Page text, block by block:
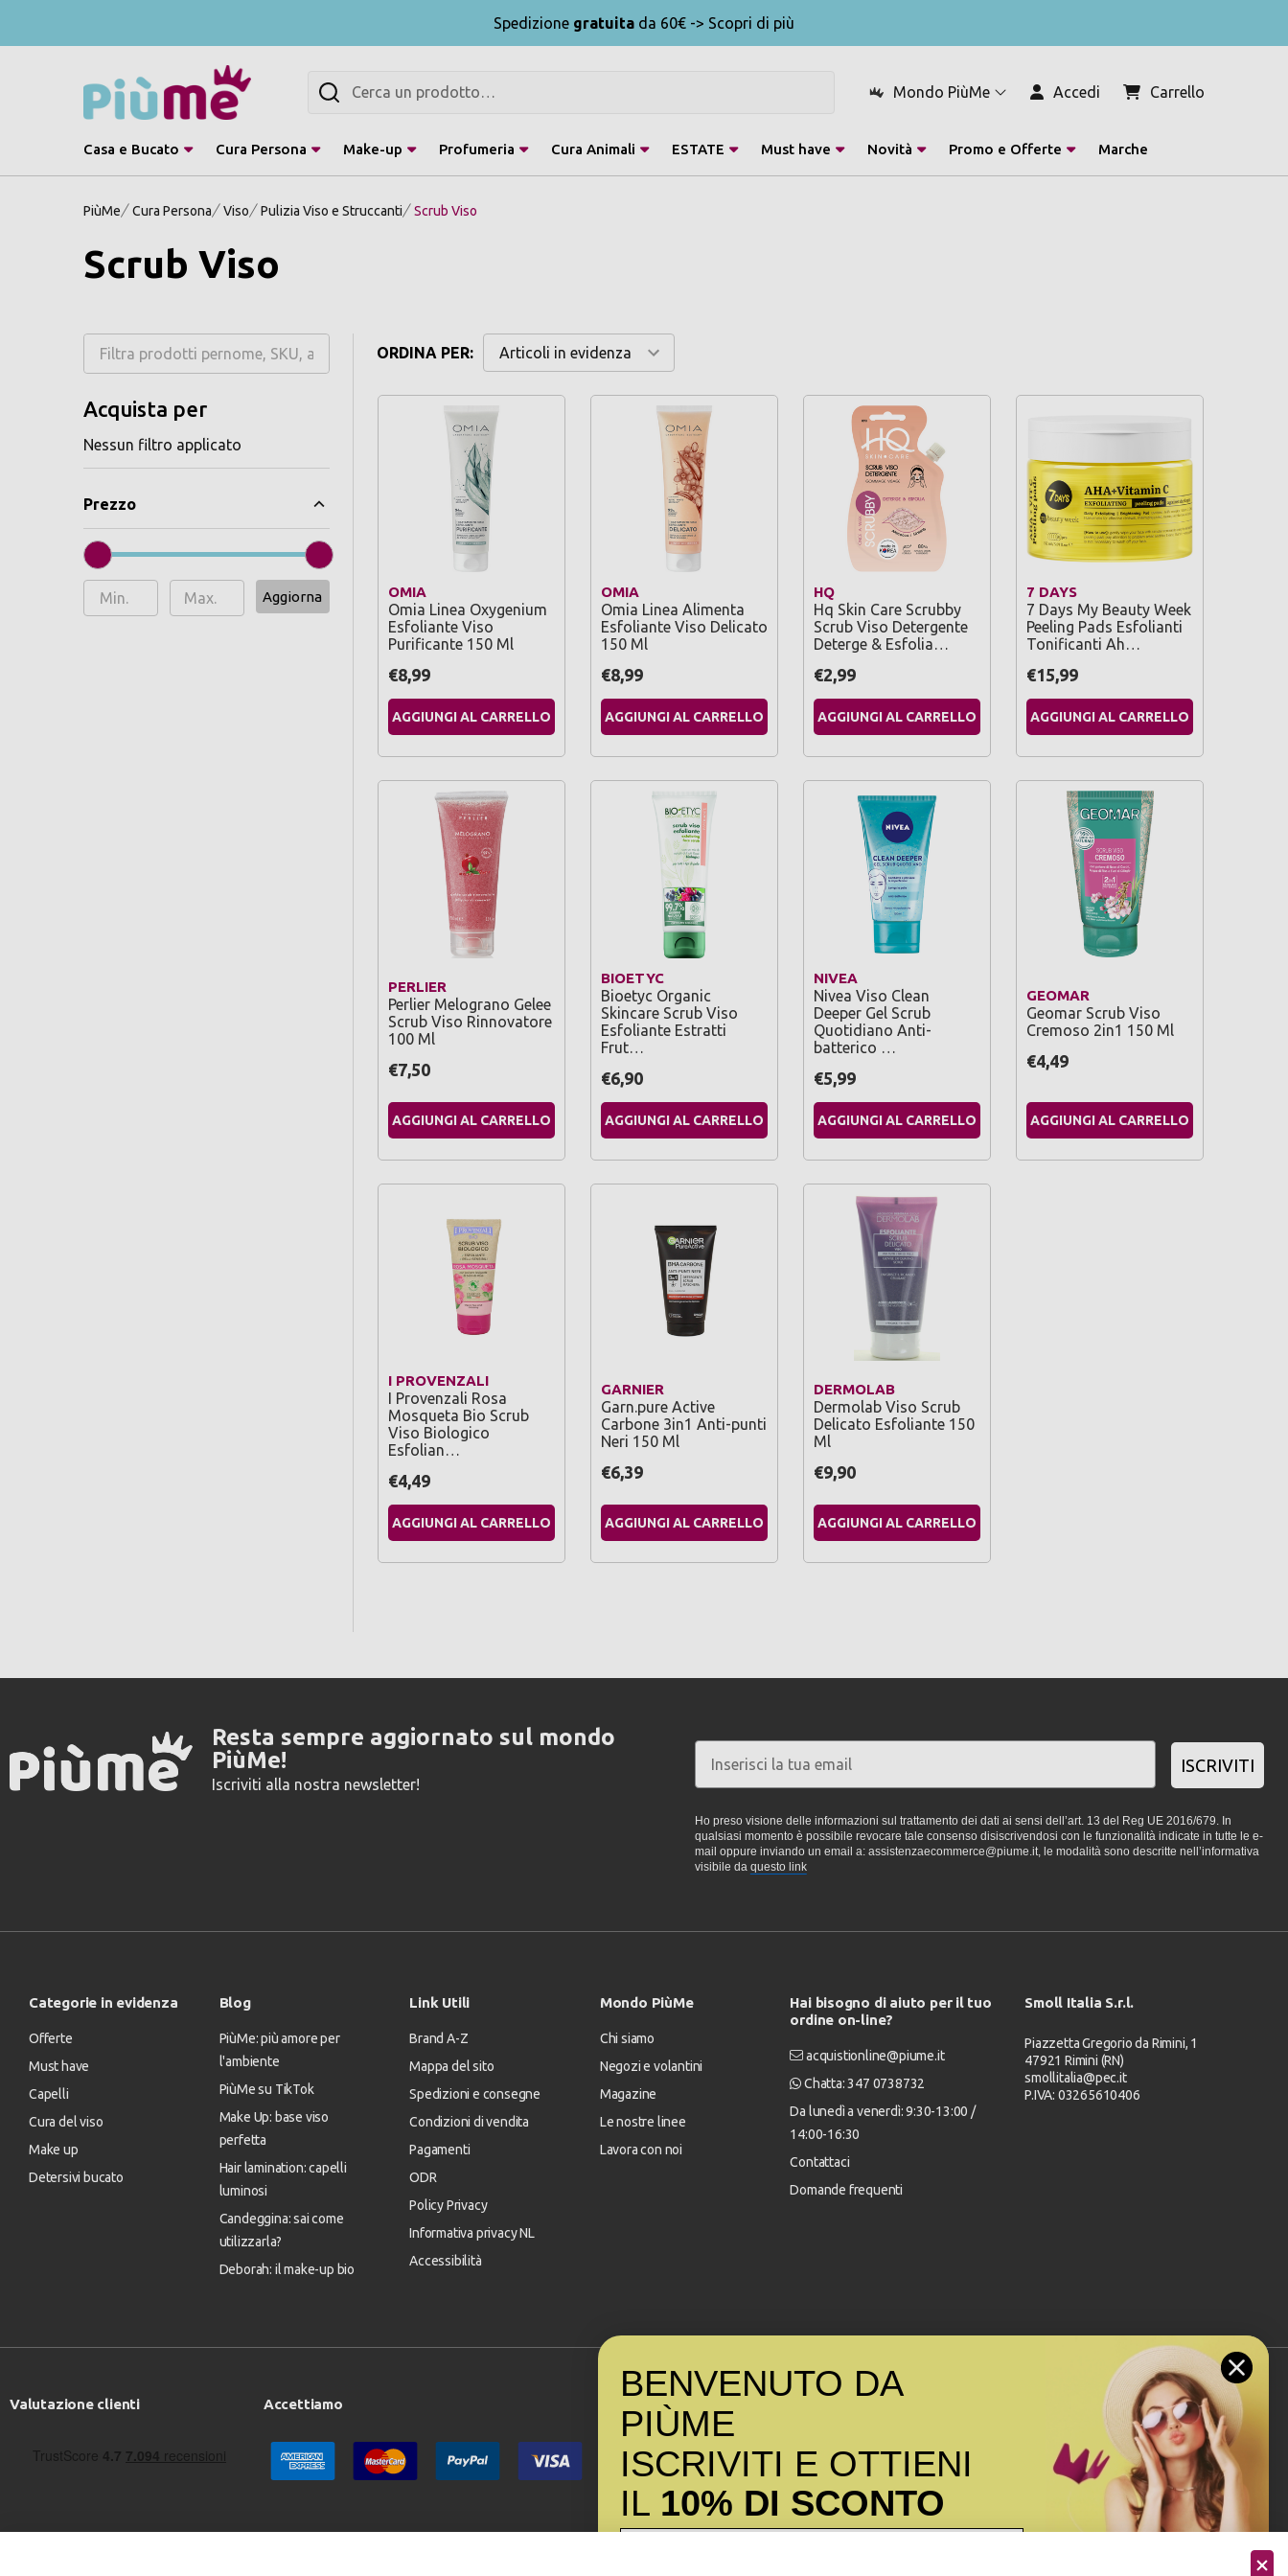
Spedizione gratuita da 60€ -> Scopri di più
Mondo PiùMe Accedi Carrello
Cerca
Casa e Bucato Cura Persona Make-up Profumeria Cura Animali ESTATE Must have Novità Promo e Offerte Marche
PiùMe Cura Persona Viso Pulizia Viso e Struccanti Scrub Viso
Scrub Viso
Acquista per
Nessun filtro applicato
Prezzo
Aggiorna
ORDINA PER:
OMIA
Omia Linea Oxygenium
Esfoliante Viso
Purificante 150 Ml
€8,99
AGGIUNGI AL CARRELLO
OMIA
Omia Linea Alimenta
Esfoliante Viso Delicato
150 Ml
€8,99
AGGIUNGI AL CARRELLO
HQ
Hq Skin Care Scrubby
Scrub Viso Detergente
Deterge & Esfolia…
€2,99
AGGIUNGI AL CARRELLO
7 DAYS
7 Days My Beauty Week
Peeling Pads Esfolianti
Tonificanti Ah…
€15,99
AGGIUNGI AL CARRELLO
PERLIER
Perlier Melograno Gelee
Scrub Viso Rinnovatore
100 Ml
€7,50
AGGIUNGI AL CARRELLO
BIOETYC
Bioetyc Organic
Skincare Scrub Viso
Esfoliante Estratti
Frut…
€6,90
AGGIUNGI AL CARRELLO
NIVEA
Nivea Viso Clean
Deeper Gel Scrub
Quotidiano Anti-
batterico …
€5,99
AGGIUNGI AL CARRELLO
GEOMAR
Geomar Scrub Viso
Cremoso 2in1 150 Ml
€4,49
AGGIUNGI AL CARRELLO
I PROVENZALI
I Provenzali Rosa
Mosqueta Bio Scrub
Viso Biologico
Esfolian…
€4,49
AGGIUNGI AL CARRELLO
GARNIER
Garn.pure Active
Carbone 3in1 Anti-punti
Neri 150 Ml
€6,39
AGGIUNGI AL CARRELLO
DERMOLAB
Dermolab Viso Scrub
Delicato Esfoliante 150
Ml
€9,90
AGGIUNGI AL CARRELLO
Resta sempre aggiornato sul mondo
PiùMe!
Iscriviti alla nostra newsletter!
ISCRIVITI
Ho preso visione delle informazioni sul trattamento dei dati ai sensi dell’art. 13 del Reg UE 2016/679. In
qualsiasi momento è possibile revocare tale consenso disiscrivendosi con le funzionalità indicate in tutte le e-
mail oppure inviando un email a: assistenzaecommerce@piume.it, le modalità sono descritte nell’informativa
visibile da questo link
Categorie in evidenza
Offerte
Must have
Capelli
Cura del viso
Make up
Detersivi bucato
Blog
PiùMe: più amore per
l'ambiente
PiùMe su TikTok
Make Up: base viso
perfetta
Hair lamination: capelli
luminosi
Candeggina: sai come
utilizzarla?
Deborah: il make-up bio
Link Utili
Brand A-Z
Mappa del sito
Spedizioni e consegne
Condizioni di vendita
Pagamenti
ODR
Policy Privacy
Informativa privacy NL
Accessibilità
Mondo PiùMe
Chi siamo
Negozi e volantini
Magazine
Le nostre linee
Lavora con noi
Hai bisogno di aiuto per il tuo
ordine on-line?
acquistionline@piume.it
Chatta: 347 0738732
Da lunedì a venerdì: 9:30-13:00 /
14:00-16:30
Contattaci
Domande frequenti
Smoll Italia S.r.l.
Piazzetta Gregorio da Rimini, 1
47921 Rimini (RN)
smollitalia@pec.it
P.IVA: 03265610406
Valutazione clienti Accettiamo Seguici sui social
BENVENUTO DA
PIÙME
ISCRIVITI E OTTIENI
IL 10% DI SCONTO